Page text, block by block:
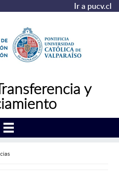
Ir a pucv.cl
y